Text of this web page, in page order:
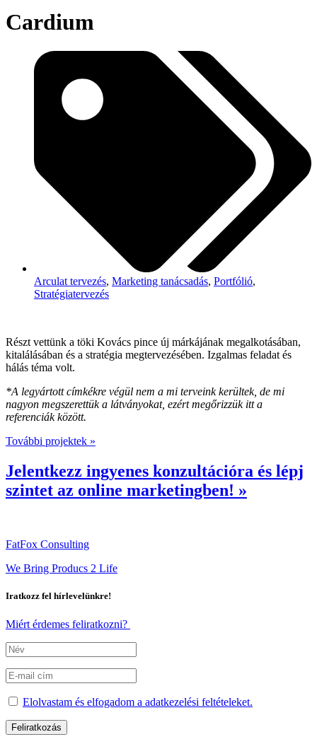
Cardium
Arculat tervezés, Marketing tanácsadás, Portfólió,
Stratégiatervezés
Részt vettünk a töki Kovács pince új márkájának megalkotásában,
kitalálásában és a stratégia megtervezésében. Izgalmas feladat és
hálás téma volt.
*A legyártott címkékre végül nem a mi terveink kerültek, de mi
nagyon megszerettük a látványokat, ezért megőrizzük itt a
referenciák között.
További projektek »
Jelentkezz ingyenes konzultációra és lépj
szintet az online marketingben! »
FatFox Consulting
We Bring Producs 2 Life
Iratkozz fel hírlevelünkre!
Miért érdemes feliratkozni?
Elolvastam és elfogadom a adatkezelési feltételeket.